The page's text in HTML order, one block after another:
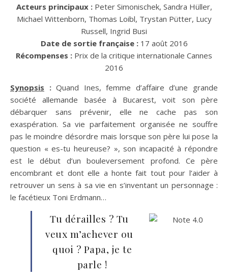
Acteurs principaux : Peter Simonischek, Sandra Hüller,
Michael Wittenborn, Thomas Loibl, Trystan Pütter, Lucy
Russell, Ingrid Busi
Date de sortie française : 17 août 2016
Récompenses : Prix de la critique internationale Cannes
2016
Synopsis :Quand Ines, femme d’affaire d’une grande
société allemande basée à Bucarest, voit son père
débarquer sans prévenir, elle ne cache pas son
exaspération. Sa vie parfaitement organisée ne souffre
pas le moindre désordre mais lorsque son père lui pose la
question « es-tu heureuse? », son incapacité à répondre
est le début d’un bouleversement profond. Ce père
encombrant et dont elle a honte fait tout pour l’aider à
retrouver un sens à sa vie en s’inventant un personnage :
le facétieux Toni Erdmann…
Tu dérailles ? Tu
veux m’achever ou
quoi ? Papa, je te
parle !